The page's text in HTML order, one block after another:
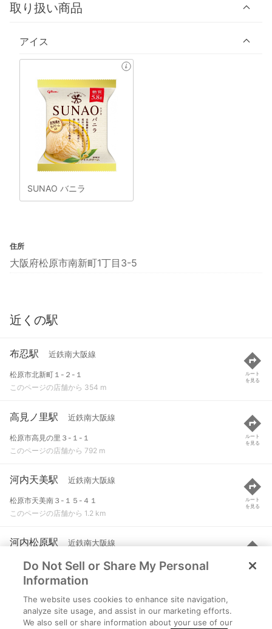
取り扱い商品
アイス
SUNAO バニラ
住所
大阪府松原市南新町1丁目3-5
近くの駅
布忍駅 近鉄南大阪線
松原市北新町１-２-１
このページの店舗から 354 m
ルート
を見る
高見ノ里駅 近鉄南大阪線
松原市高見の里３-１-１
このページの店舗から 792 m
ルート
を見る
河内天美駅 近鉄南大阪線
松原市天美南３-１５-４１
このページの店舗から 1.2 km
ルート
を見る
河内松原駅 近鉄南大阪線
松原市上田３-５-１
このページの店舗から 1.8 km
ルート
を見る
北花田駅 大阪メトロ御堂筋線
堺市北区北花田町２丁１４-３
Do Not Sell or Share My Personal
Information
The website uses cookies to enhance site navigation,
analyze site usage, and assist in our marketing efforts.
We also sell or share information about your use of our